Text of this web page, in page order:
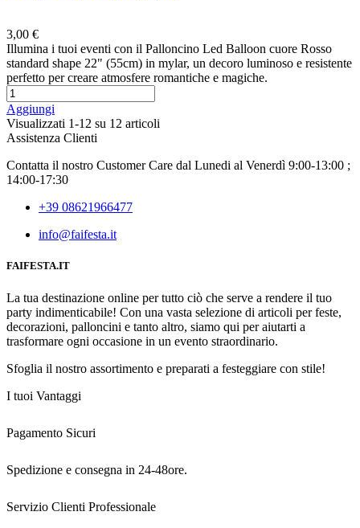
3,00 €
Illumina i tuoi eventi con il Palloncino Led Balloon cuore Rosso
standard shape 22" (55cm) in mylar, un decoro luminoso e resistente
perfetto per creare atmosfere romantiche e magiche.
Aggiungi
Visualizzati 1-12 su 12 articoli
Assistenza Clienti
Contatta il nostro Customer Care dal Lunedi al Venerdì 9:00-13:00 ;
14:00-17:30
+39 08621966477
info@faifesta.it
FAIFESTA.IT
La tua destinazione online per tutto ciò che serve a rendere il tuo
party indimenticabile! Con una vasta selezione di articoli per feste,
decorazioni, palloncini e tanto altro, siamo qui per aiutarti a
trasformare ogni occasione in un evento straordinario.
Sfoglia il nostro assortimento e preparati a festeggiare con stile!
I tuoi Vantaggi
Pagamento Sicuri
Spedizione e consegna in 24-48ore.
Servizio Clienti Professionale